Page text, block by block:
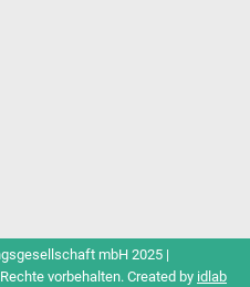
mbH 2025 |
vorbehalten. Created by idlab